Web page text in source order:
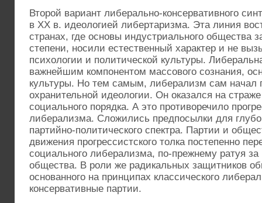
Второй вариант либерально-консервативного
в ХХ в. идеологией либертаризма. Эта линия
странах, где основы индустриального общества
степени, носили естественный характер и не
психологии и политической культуры.
важнейшим компонентом массового сознания,
культуры. Но тем самым, либерализм сам начал
охранительной идеологии. Он оказался на
социального порядка. А это противоречило
либерализма. Сложились предпосылки для
партийно-политического спектра. Партии и
движения прогрессистского толка постепенно
социального либерализма, по-прежнему ратуя за
общества. В роли же радикальных защитников
основанного на принципах классического
консервативные партии.